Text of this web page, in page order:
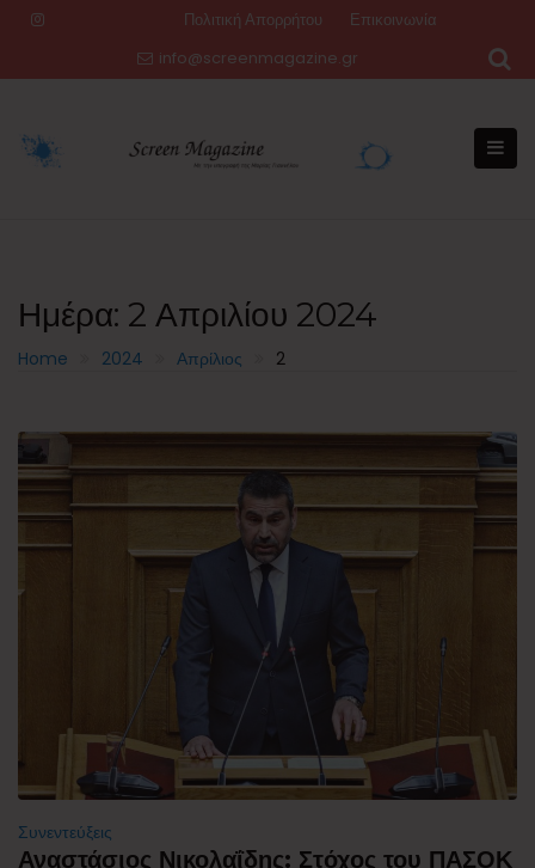
Πολιτική Απορρήτου
Επικοινωνία
info@screenmagazine.gr
Ημέρα: 2 Απριλίου 2024
Home 2024 Απρίλιος 2
Συνεντεύξεις
Αναστάσιος Νικολαΐδης: Στόχος του ΠΑΣΟΚ